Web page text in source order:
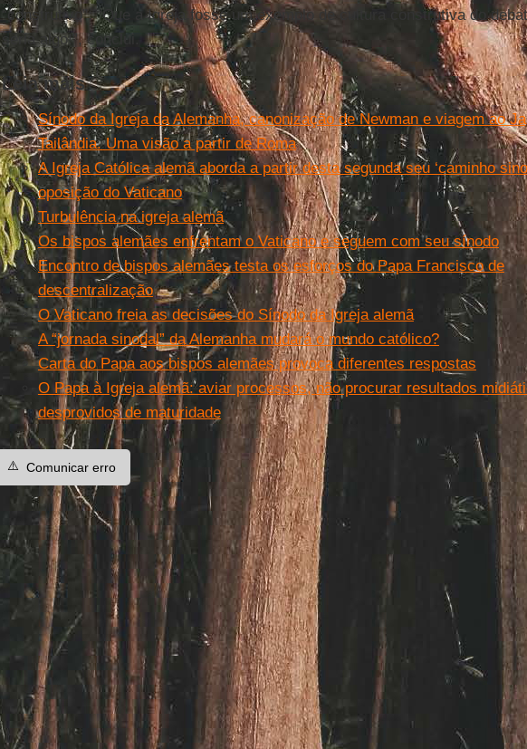
“construtivo”: “Que a Igreja fosse um exemplo de cultura construtiva do
seria algo!”, conclui.
Leia mais
Sínodo da Igreja da Alemanha, canonização de Newman e viagem ao
Tailândia. Uma visão a partir de Roma
A Igreja Católica alemã aborda a partir desta segunda seu ‘caminho
oposição do Vaticano
Turbulência na igreja alemã
Os bispos alemães enfrentam o Vaticano e seguem com seu sínodo
Encontro de bispos alemães testa os esforços do Papa Francisco de
descentralização
O Vaticano freia as decisões do Sínodo da Igreja alemã
A “jornada sinodal” da Alemanha mudará o mundo católico?
Carta do Papa aos bispos alemães provoca diferentes respostas
O Papa à Igreja alemã: aviar processos, não procurar resultados
desprovidos de maturidade
⚠️ Comunicar erro